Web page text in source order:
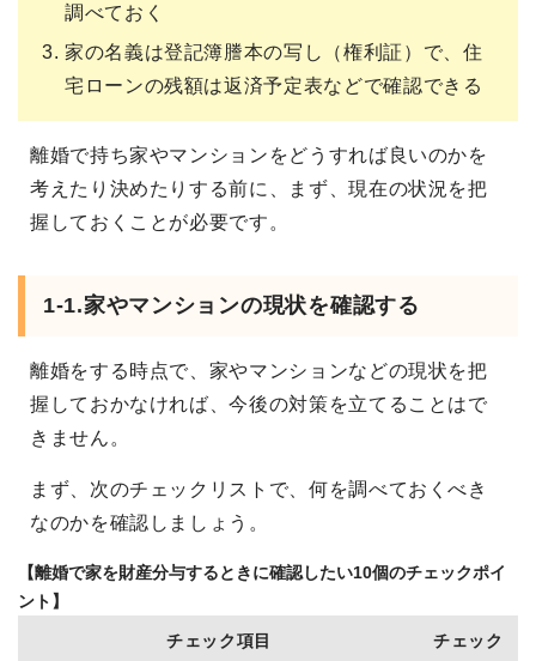
調べておく
家の名義は登記簿謄本の写し（権利証）で、住
宅ローンの残額は返済予定表などで確認できる
離婚で持ち家やマンションをどうすれば良いのかを
考えたり決めたりする前に、まず、現在の状況を把
握しておくことが必要です。
1-1.家やマンションの現状を確認する
離婚をする時点で、家やマンションなどの現状を把
握しておかなければ、今後の対策を立てることはで
きません。
まず、次のチェックリストで、何を調べておくべき
なのかを確認しましょう。
【離婚で家を財産分与するときに確認したい10個のチェックポイ
ント】
チェック項目 チェック